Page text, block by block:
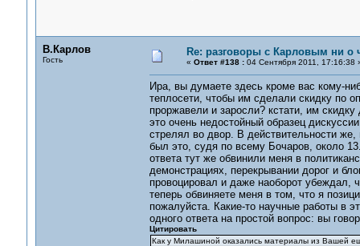
В.Карлов
Гость
Re: разговоры с Карловым ни о
« Ответ #138 :04 Сентября 2011, 17:16:38
Ира, вы думаете здесь кроме вас кому-
теплосети, чтобы им сделали скидку по
проржавели и заросли? кстати, им
это очень недостойный образец
стрелял во двор. В действительности
был это, судя по всему Бочаров, около
ответа тут же обвинили меня в
демонстрациях, перекрывании дорог и
провоцировал и даже наоборот убеждал,
теперь обвиняете меня в том, что я
пожалуйста. Какие-то научные работы в
одного ответа на простой вопрос: вы
Цитировать
Как у Милашиной оказались материалы из Вашей